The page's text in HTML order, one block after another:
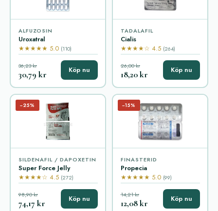
ALFUZOSIN
Uroxatral
★★★★★ 5.0 (110)
36,23 kr
30,79 kr Köp nu
TADALAFIL
Cialis
★★★★☆ 4.5 (264)
26,00 kr
18,20 kr Köp nu
−25%
SILDENAFIL / DAPOXETIN
Super Force Jelly
★★★★☆ 4.5 (272)
98,90 kr
74,17 kr Köp nu
−15%
FINASTERID
Propecia
★★★★★ 5.0 (99)
14,21 kr
12,08 kr Köp nu